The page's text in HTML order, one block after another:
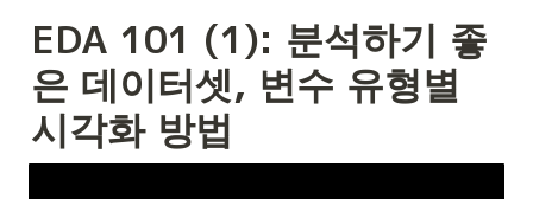
EDA 101 (1): 분석하기 좋
은 데이터셋, 변수 유형별
시각화 방법